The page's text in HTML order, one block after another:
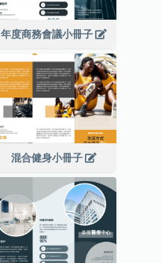
年度商務會議小冊子
混合健身小冊子